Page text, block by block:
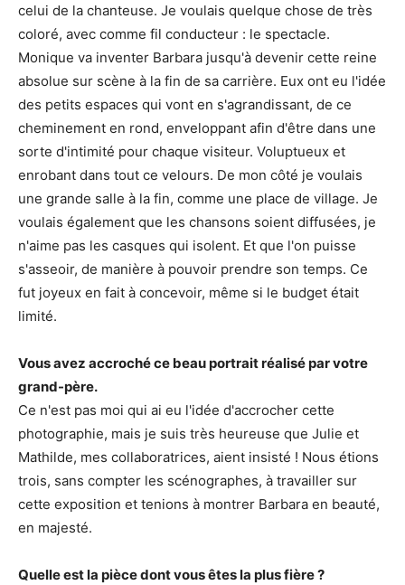
celui de la chanteuse. Je voulais quelque chose de très
coloré, avec comme fil conducteur : le spectacle.
Monique va inventer Barbara jusqu'à devenir cette reine
absolue sur scène à la fin de sa carrière. Eux ont eu l'idée
des petits espaces qui vont en s'agrandissant, de ce
cheminement en rond, enveloppant afin d'être dans une
sorte d'intimité pour chaque visiteur. Voluptueux et
enrobant dans tout ce velours. De mon côté je voulais
une grande salle à la fin, comme une place de village. Je
voulais également que les chansons soient diffusées, je
n'aime pas les casques qui isolent. Et que l'on puisse
s'asseoir, de manière à pouvoir prendre son temps. Ce
fut joyeux en fait à concevoir, même si le budget était
limité.
Vous avez accroché ce beau portrait réalisé par votre
grand-père.
Ce n'est pas moi qui ai eu l'idée d'accrocher cette
photographie, mais je suis très heureuse que Julie et
Mathilde, mes collaboratrices, aient insisté ! Nous étions
trois, sans compter les scénographes, à travailler sur
cette exposition et tenions à montrer Barbara en beauté,
en majesté.
Quelle est la pièce dont vous êtes la plus fière ?